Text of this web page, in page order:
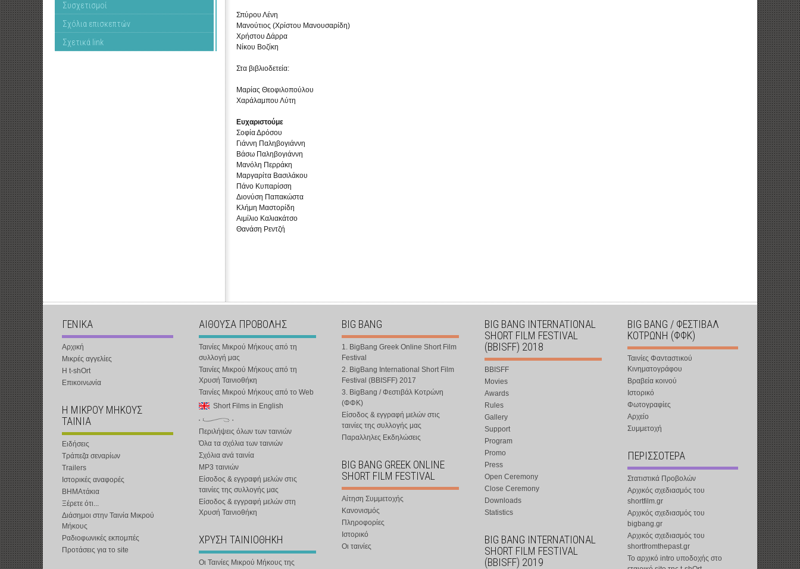
Συσχετισμοί
Σχόλια επισκεπτών
Σχετικά link
Σπύρου Λένη
Μανούτιος (Χρίστου Μανουσαρίδη)
Χρήστου Δάρρα
Νίκου Βοζίκη
Στα βιβλιοδετεία:
Μαρίας Θεοφιλοπούλου
Χαράλαμπου Λύτη
Ευχαριστούμε
Σοφία Δρόσου
Γιάννη Παληβογιάννη
Βάσω Παληβογιάννη
Μανόλη Περράκη
Μαργαρίτα Βασιλάκου
Πάνο Κυπαρίσση
Διονύση Παπακώστα
Κλήμη Μαστορίδη
Αιμίλιο Καλιακάτσο
Θανάση Ρεντζή
ΓΕΝΙΚΑ
Αρχική
Μικρές αγγελίες
Η t-shOrt
Επικοινωνία
Η ΜΙΚΡΟΥ ΜΗΚΟΥΣ
ΤΑΙΝΙΑ
Ειδήσεις
Τράπεζα σεναρίων
Trailers
Ιστορικές αναφορές
ΒΗΜΑτάκια
Ξέρετε ότι...
Διάσημοι στην Ταινία Μικρού
Μήκους
Ραδιοφωνικές εκπομπές
Προτάσεις για το site
ΑΙΘΟΥΣΑ ΠΡΟΒΟΛΗΣ
Ταινίες Μικρού Μήκους από τη
συλλογή μας
Ταινίες Μικρού Μήκους από τη
Χρυσή Ταινιοθήκη
Ταινίες Μικρού Μήκους από το Web
Short Films in English
Περιλήψεις όλων των ταινιών
Όλα τα σχόλια των ταινιών
Σχόλια ανά ταινία
MP3 ταινιών
Είσοδος & εγγραφή μελών στις
ταινίες της συλλογής μας
Είσοδος & εγγραφή μελών στη
Χρυσή Ταινιοθήκη
ΧΡΥΣΗ ΤΑΙΝΙΟΘΗΚΗ
Οι Ταινίες Μικρού Μήκους της
BIG BANG
1. BigBang Greek Online Short Film
Festival
2. BigBang International Short Film
Festival (BBISFF) 2017
3. BigBang / Φεστιβάλ Κοτρώνη
(ΦΦΚ)
Είσοδος & εγγραφή μελών στις
ταινίες της συλλογής μας
Παραλληλες Εκδηλώσεις
BIG BANG GREEK ONLINE
SHORT FILM FESTIVAL
Αίτηση Συμμετοχής
Κανονισμός
Πληροφορίες
Ιστορικό
Οι ταινίες
BIG BANG INTERNATIONAL
SHORT FILM FESTIVAL
(BBISFF) 2018
BBISFF
Movies
Awards
Rules
Gallery
Support
Program
Promo
Press
Open Ceremony
Close Ceremony
Downloads
Statistics
BIG BANG INTERNATIONAL
SHORT FILM FESTIVAL
(BBISFF) 2019
BIG BANG / ΦΕΣΤΙΒΑΛ
ΚΟΤΡΩΝΗ (ΦΦΚ)
Ταινίες Φανταστικού
Κινηματογράφου
Βραβεία κοινού
Ιστορικό
Φωτογραφίες
Αρχείο
Συμμετοχή
ΠΕΡΙΣΣΟΤΕΡΑ
Στατιστικά Προβολών
Αρχικός σχεδιασμός του
shortfilm.gr
Αρχικός σχεδιασμός του
bigbang.gr
Αρχικός σχεδιασμός του
shortfromthepast.gr
Το αρχικό intro υποδοχής στο